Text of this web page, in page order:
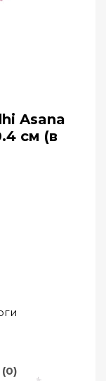
Asana
см (в